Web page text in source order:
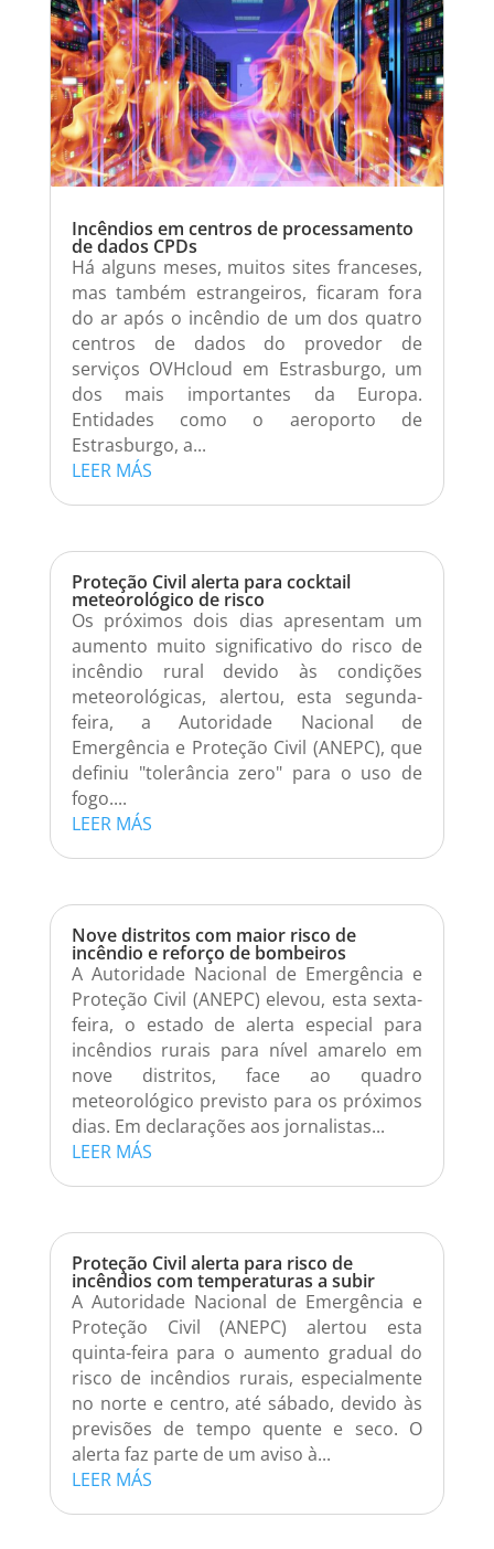
Incêndios em centros de processamento
de dados CPDs
Há alguns meses, muitos sites franceses,
mas também estrangeiros, ficaram fora
do ar após o incêndio de um dos quatro
centros de dados do provedor de
serviços OVHcloud em Estrasburgo, um
dos mais importantes da Europa.
Entidades como o aeroporto de
Estrasburgo, a...
LEER MÁS
Proteção Civil alerta para cocktail
meteorológico de risco
Os próximos dois dias apresentam um
aumento muito significativo do risco de
incêndio rural devido às condições
meteorológicas, alertou, esta segunda-
feira, a Autoridade Nacional de
Emergência e Proteção Civil (ANEPC), que
definiu "tolerância zero" para o uso de
fogo....
LEER MÁS
Nove distritos com maior risco de
incêndio e reforço de bombeiros
A Autoridade Nacional de Emergência e
Proteção Civil (ANEPC) elevou, esta sexta-
feira, o estado de alerta especial para
incêndios rurais para nível amarelo em
nove distritos, face ao quadro
meteorológico previsto para os próximos
dias. Em declarações aos jornalistas...
LEER MÁS
Proteção Civil alerta para risco de
incêndios com temperaturas a subir
A Autoridade Nacional de Emergência e
Proteção Civil (ANEPC) alertou esta
quinta-feira para o aumento gradual do
risco de incêndios rurais, especialmente
no norte e centro, até sábado, devido às
previsões de tempo quente e seco. O
alerta faz parte de um aviso à...
LEER MÁS